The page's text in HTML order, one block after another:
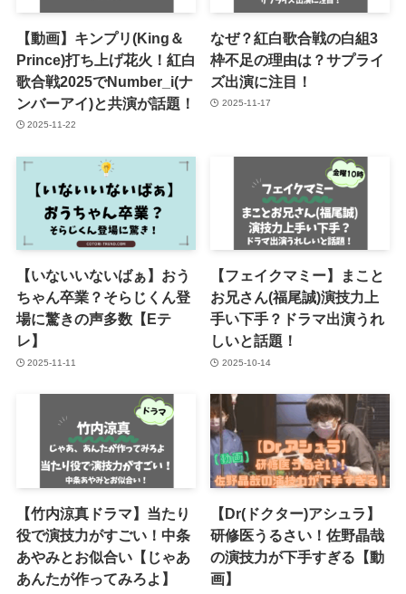
【動画】キンプリ(King＆
Prince)打ち上げ花火！紅白
歌合戦2025でNumber_i(ナ
ンバーアイ)と共演が話題！
2025-11-22
なぜ？紅白歌合戦の白組3
枠不足の理由は？サプライ
ズ出演に注目！
2025-11-17
【いないいないばぁ】おう
ちゃん卒業？そらじくん登
場に驚きの声多数【Eテ
レ】
2025-11-11
【フェイクマミー】まこと
お兄さん(福尾誠)演技力上
手い下手？ドラマ出演うれ
しいと話題！
2025-10-14
【竹内涼真ドラマ】当たり
役で演技力がすごい！中条
あやみとお似合い【じゃあ
あんたが作ってみろよ】
【Dr(ドクター)アシュラ】
研修医うるさい！佐野晶哉
の演技力が下手すぎる【動
画】